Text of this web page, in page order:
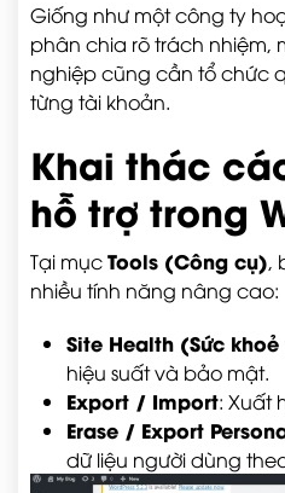
Giống như một công ty
phân chia rõ trách nhiệm,
nghiệp cũng cần tổ chức
từng tài khoản.
Khai thác
hỗ trợ trong
Tại mụcTools (Công cụ),
nhiều tính năng nâng cao:
Site Health (Sức
hiệu suất và bảo mật.
Export / Import: Xuất
Erase / Export
dữ liệu người dùng